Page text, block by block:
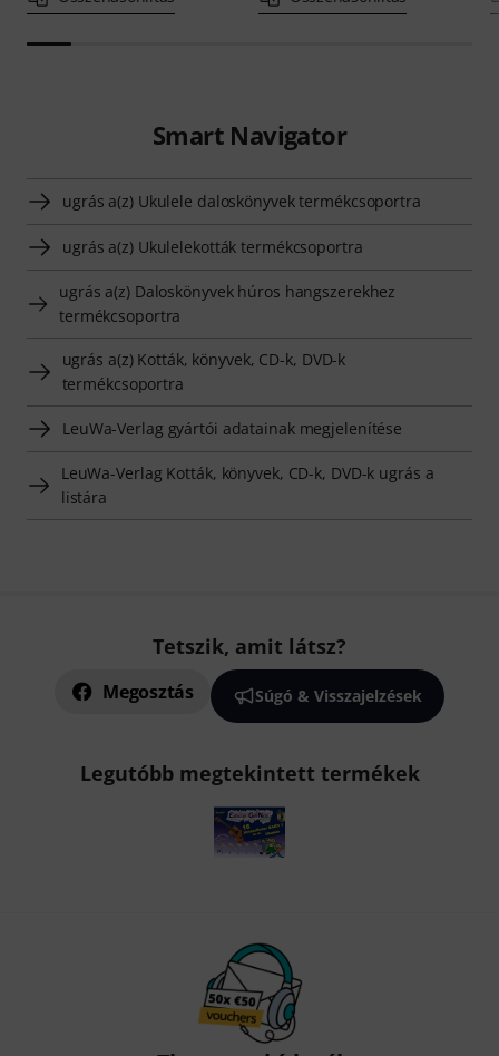
Smart Navigator
ugrás a(z) Ukulele daloskönyvek termékcsoportra
ugrás a(z) Ukulelekották termékcsoportra
ugrás a(z) Daloskönyvek húros hangszerekhez
termékcsoportra
ugrás a(z) Kották, könyvek, CD-k, DVD-k
termékcsoportra
LeuWa-Verlag gyártói adatainak megjelenítése
LeuWa-Verlag Kották, könyvek, CD-k, DVD-k ugrás a
listára
Tetszik, amit látsz?
Megosztás Súgó & Visszajelzések
Legutóbb megtekintett termékek